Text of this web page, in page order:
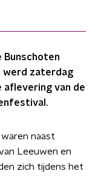
werd zaterdag
van de
naast
Leeuwen en
zich tijdens het